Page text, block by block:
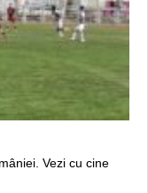
Vezi cu cine